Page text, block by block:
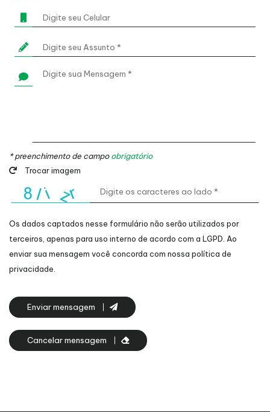
* preenchimento de campoobrigatório
Trocar imagem
Os dados captados nesse formulário não serão utilizados por
terceiros, apenas para uso interno de acordo com a LGPD . Ao
enviar sua mensagem você concorda com nossa política de
privacidade.
Enviar mensagem
Cancelar mensagem